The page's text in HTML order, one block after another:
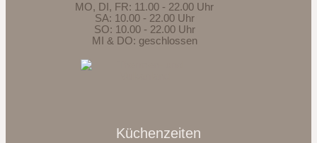
MO, DI, FR: 11.00 - 22.00 Uhr
SA: 10.00 - 22.00 Uhr
SO: 10.00 - 22.00 Uhr
MI & DO: geschlossen
Küchenzeiten